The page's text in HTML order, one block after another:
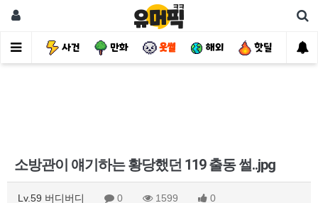
유머 사건 만화 웃썰 해외 핫딜 자
소방관이 얘기하는 황당했던 119 출동 썰..jpg
Lv.59 버디버디 0 1599 0